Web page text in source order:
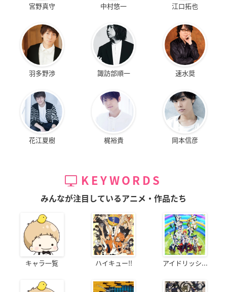
宮野真守 中村悠一 江口拓也
羽多野渉 諏訪部順一 速水奨
花江夏樹 梶裕貴 岡本信彦
KEYWORDS
みんなが注目しているアニメ・作品たち
キャラ一覧 ハイキュー!! アイドリッシ...